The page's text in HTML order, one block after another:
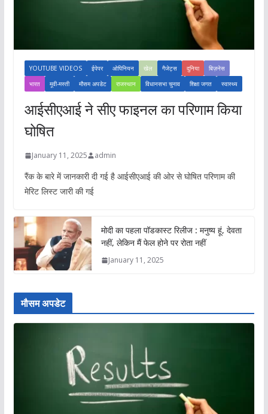
YOUTUBE VIDEOS ईपेपर ओपिनियन खेल गैजेट्स दुनिया
बिज़नेस
भारत
मूवी-मस्ती मौसम अपडेट राजस्थान विधानसभा चुनाव शिक्षा जगत स्वास्थ्य
आईसीएआई ने सीए फाइनल का परिणाम किया
घोषित
January 11, 2025 admin
रैंक के बारे में जानकारी दी गई है आईसीएआई की ओर से घोषित परिणाम की
मेरिट लिस्ट जारी की गई
मोदी का पहला पॉडकास्ट रिलीज : मनुष्य हूं, देवता
नहीं, लेकिन मैं फेल होने पर रोता नहीं
January 11, 2025
मौसम अपडेट